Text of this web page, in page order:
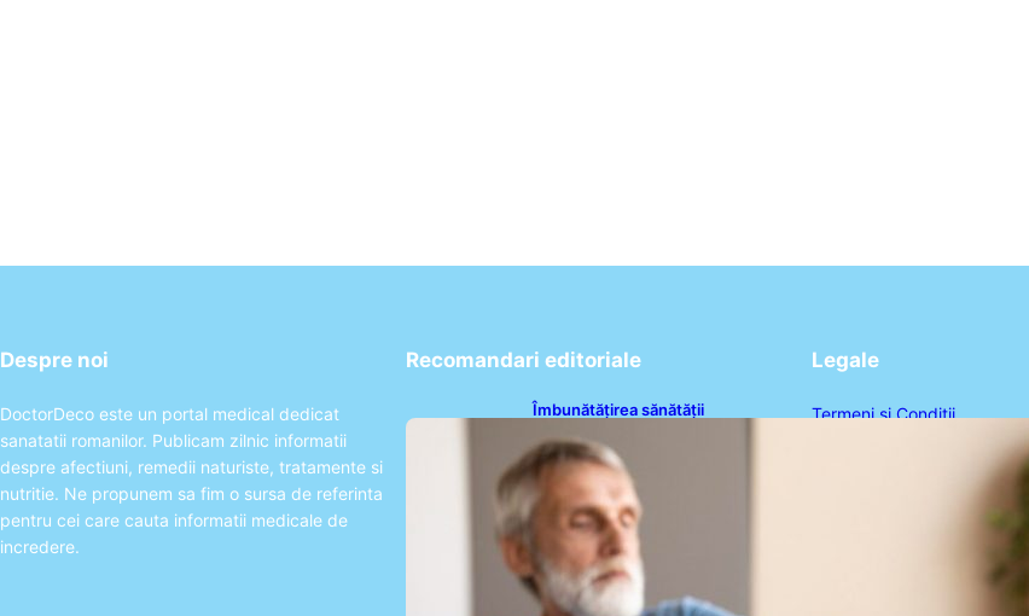
Despre noi
DoctorDeco este un portal medical dedicat
sanatatii romanilor. Publicam zilnic informatii
despre afectiuni, remedii naturiste, tratamente si
nutritie. Ne propunem sa fim o sursa de referinta
pentru cei care cauta informatii medicale de
incredere.
Recomandari editoriale
Îmbunătățirea sănătății
simple pentru reducerea tensiunii
arteriale la domiciliu
Legale
Termeni și Condiții
Politica de Confidențialitate